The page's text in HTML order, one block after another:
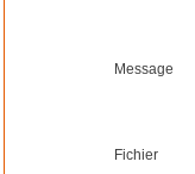
Message
Fichier